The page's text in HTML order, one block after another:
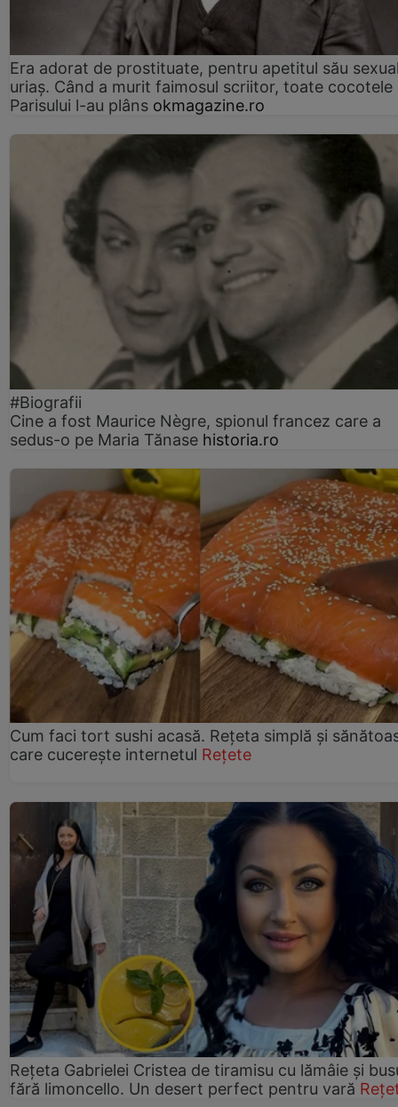
Era adorat de prostituate, pentru apetitul său
uriaș. Când a murit faimosul scriitor, toate cocotele
Parisului l-au plâns okmagazine.ro
#Biografii
Cine a fost Maurice Nègre, spionul francez care a
sedus-o pe Maria Tănase historia.ro
Cum faci tort sushi acasă. Rețeta simplă și
care cucerește internetul Rețete
Rețeta Gabrielei Cristea de tiramisu cu lămâie și
fără limoncello. Un desert perfect pentru vară